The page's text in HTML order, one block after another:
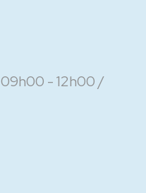
09h00 - 12h00